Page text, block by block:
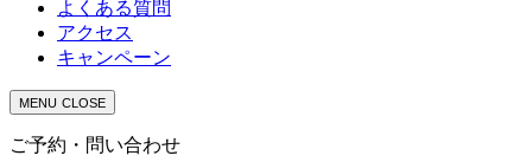
よくある質問
アクセス
キャンペーン
MENU CLOSE
ご予約・問い合わせ